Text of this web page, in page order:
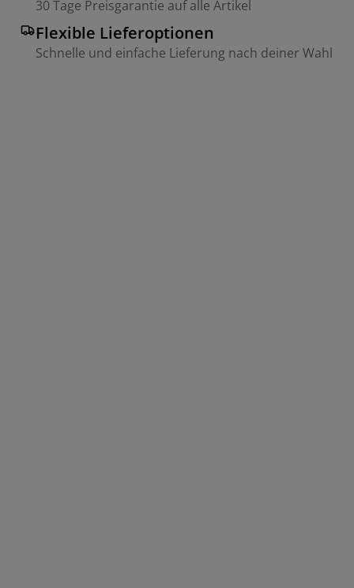
30 Tage Preisgarantie auf alle Artikel
Flexible Lieferoptionen
Schnelle und einfache Lieferung nach deiner Wahl